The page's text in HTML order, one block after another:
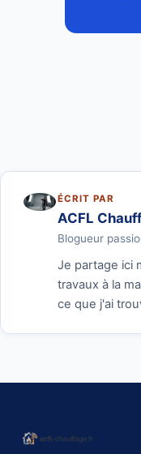
ÉCRIT PAR
ACFL
Blogueur
Je partage ici
travaux à la
ce que j'ai